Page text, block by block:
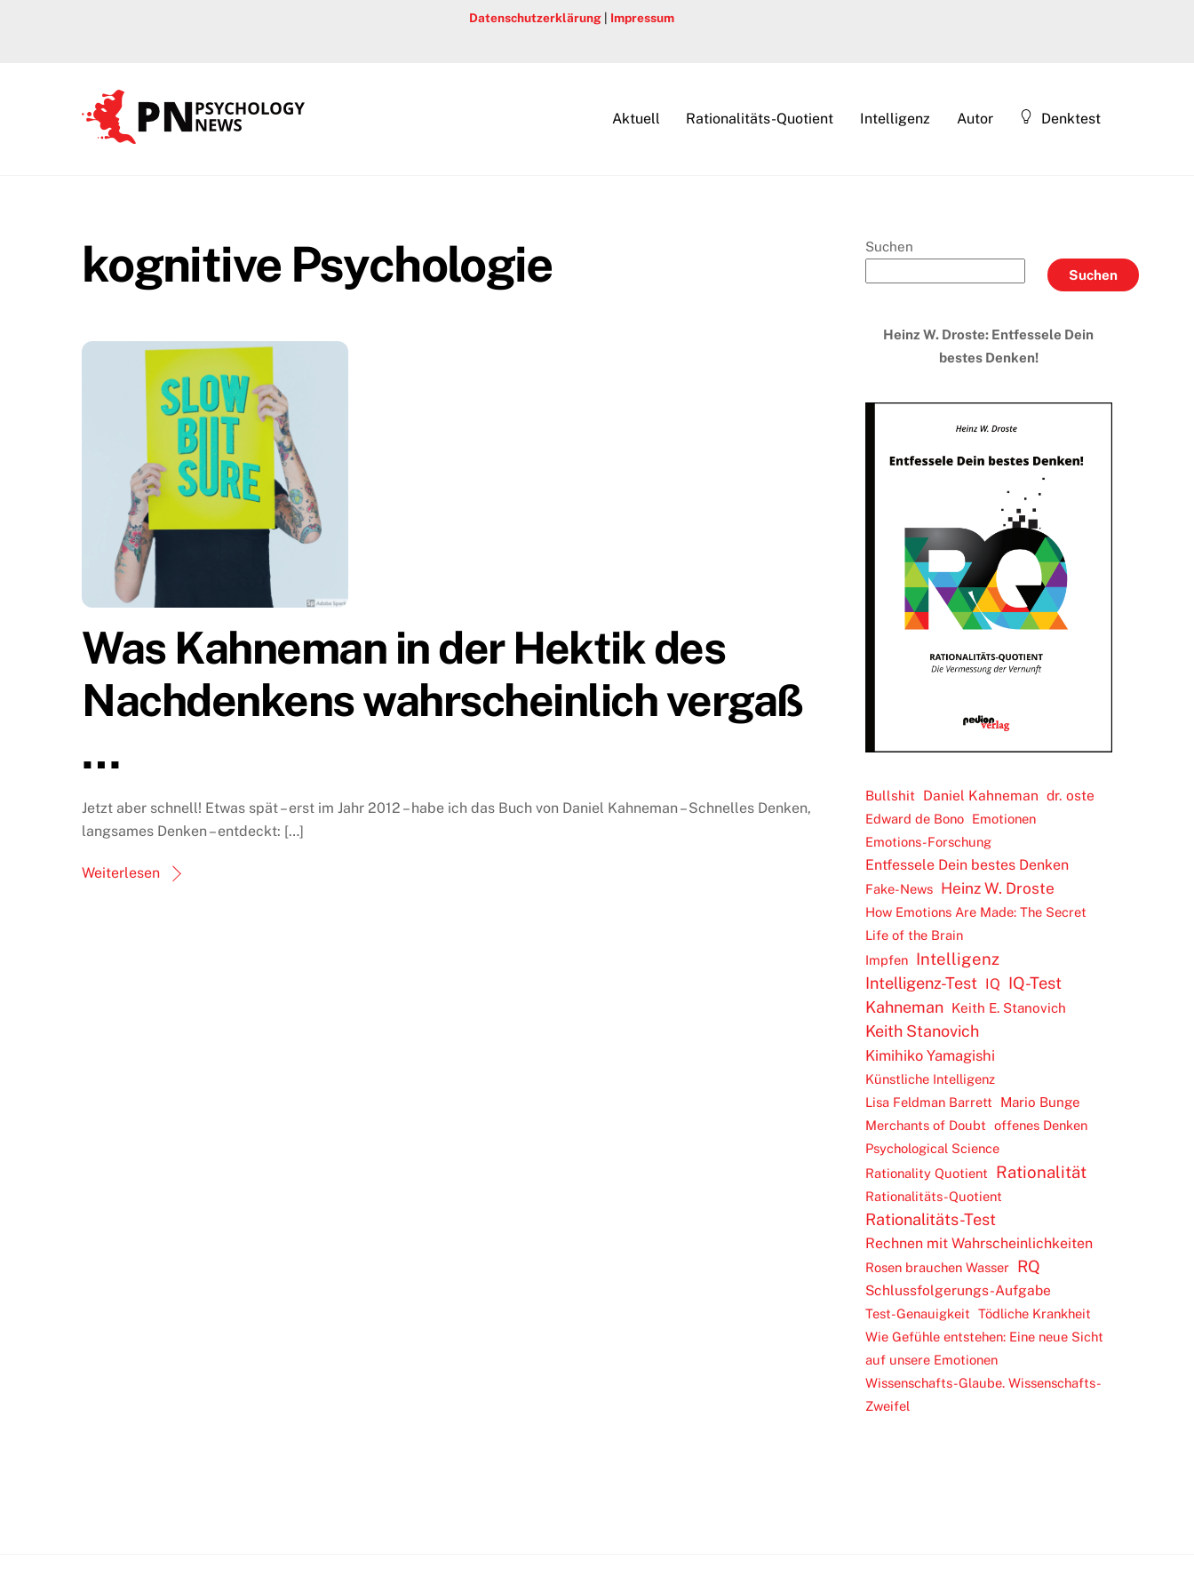
Datenschutzerklärung Impressum
Aktuell Rationalitäts-Quotient Intelligenz Autor Denktest
kognitive Psychologie
Was Kahneman in der Hektik des
Nachdenkens wahrscheinlich vergaß
…
Jetzt aber schnell! Etwas spät – erst im Jahr 2012 – habe ich das Buch von Daniel Kahneman – Schnelles Denken,
langsames Denken – entdeckt: […]
Weiterlesen
Suchen
Suchen
Heinz W. Droste: Entfessele Dein
bestes Denken!
Bullshit Daniel Kahneman dr. oste
Edward de Bono
Emotionen
Emotions-Forschung
Entfessele Dein bestes Denken
Fake-News Heinz W. Droste
How Emotions Are Made: The Secret
Life of the Brain
Impfen
Intelligenz
Intelligenz-Test IQ IQ-Test
Kahneman
Keith E. Stanovich
Keith Stanovich
Kimihiko Yamagishi
Künstliche Intelligenz
Lisa Feldman Barrett
Mario Bunge
Merchants of Doubt offenes Denken
Psychological Science
Rationality Quotient
Rationalität
Rationalitäts-Quotient
Rationalitäts-Test
Rechnen mit Wahrscheinlichkeiten
Rosen brauchen Wasser RQ
Schlussfolgerungs-Aufgabe
Test-Genauigkeit Tödliche Krankheit
Wie Gefühle entstehen: Eine neue Sicht
auf unsere Emotionen
Wissenschafts-Glaube. Wissenschafts-
Zweifel